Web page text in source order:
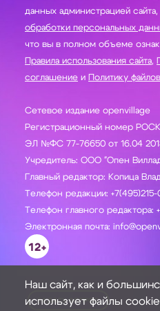
данных администрацией
обработки персональных
что вы в полном объеме
Правила использования сайта,
соглашение и Политику
Сетевое издание openvillage
Регистрационный номер
ЭЛ №ФС 77-76650 от 16.04
Учредитель: ООО "Опен
Главный редактор: Копица
Телефон редакции:
Телефон главного редактора:
Электронная почта:
12+
ЗАДАТЬ ВОПРОС
Наш сайт, как и
использует файлы